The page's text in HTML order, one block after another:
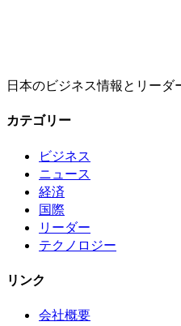
日本のビジネス情報とリーダ
カテゴリー
ビジネス
ニュース
経済
国際
リーダー
テクノロジー
リンク
会社概要